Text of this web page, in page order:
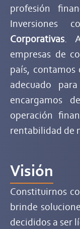
profesión
Corporativas.
empresas de
país, contamos
adecuado
encargamos
operación
rentabilidad de
Visión
Constituirnos
brinde
decididos a ser